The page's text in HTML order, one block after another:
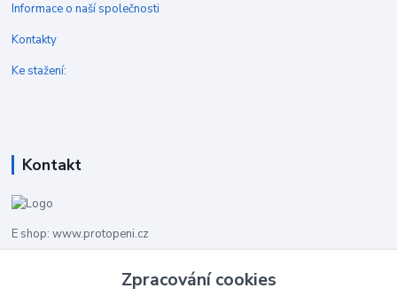
Informace o naší společnosti
Kontakty
Ke stažení:
Kontakt
E shop: www.protopeni.cz
+420 483 710 226Zpracování cookies